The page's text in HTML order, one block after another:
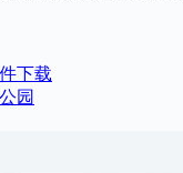
下载
园